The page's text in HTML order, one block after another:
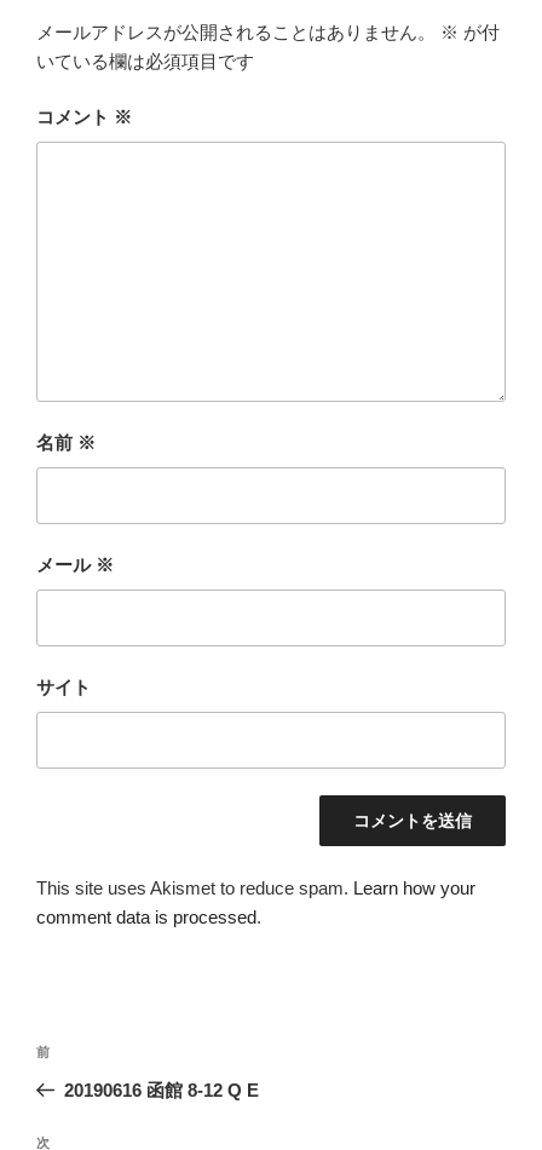
メールアドレスが公開されることはありません。 ※ が付
いている欄は必須項目です
コメント ※
名前 ※
メール ※
サイト
This site uses Akismet to reduce spam. Learn how your
comment data is processed.
投
ビ
前
の
稿
前
20190616 函館 8-12 Q E
次
次